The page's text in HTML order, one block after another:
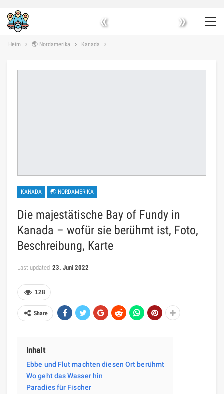
« »
Heim 🌏 Nordamerika Kanada
KANADA 🌏 NORDAMERIKA
Die majestätische Bay of Fundy in
Kanada – wofür sie berühmt ist, Foto,
Beschreibung, Karte
Last updated 23. Juni 2022
128
Share
Inhalt
Ebbe und Flut machten diesen Ort berühmt
Wo geht das Wasser hin
Paradies für Fischer